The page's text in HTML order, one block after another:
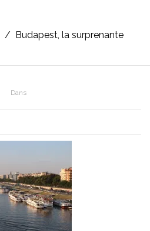
Budapest, la surprenante
Dans